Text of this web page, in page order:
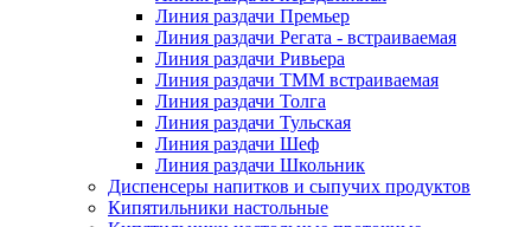
Линия раздачи Премьер
Линия раздачи Регата - встраиваемая
Линия раздачи Ривьера
Линия раздачи ТММ встраиваемая
Линия раздачи Толга
Линия раздачи Тульская
Линия раздачи Шеф
Линия раздачи Школьник
Диспенсеры напитков и сыпучих продуктов
Кипятильники настольные